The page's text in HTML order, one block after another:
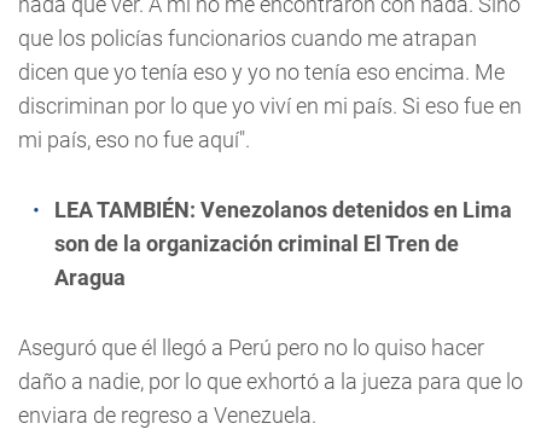
que los policías funcionarios cuando me atrapan
dicen que yo tenía eso y yo no tenía eso encima. Me
discriminan por lo que yo viví en mi país. Si eso fue en
mi país, eso no fue aquí".
LEA TAMBIÉN: Venezolanos detenidos en Lima
son de la organización criminal El Tren de
Aragua
Aseguró que él llegó a Perú pero no lo quiso hacer
daño a nadie, por lo que exhortó a la jueza para que lo
enviara de regreso a Venezuela.